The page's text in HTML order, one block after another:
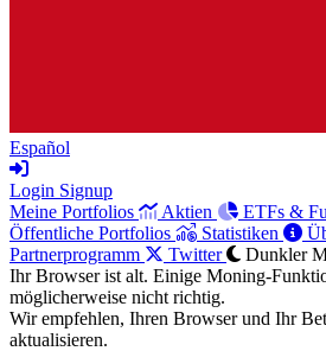
Español
Login Signup
Meine Portfolios
Aktien ETFs &
Öffentliche Portfolios
Statistiken
Partnerprogramm
Twitter
Dunkler
Ihr Browser ist alt. Einige Moning-
möglicherweise nicht richtig.
Wir empfehlen, Ihren Browser und Ihr
aktualisieren.